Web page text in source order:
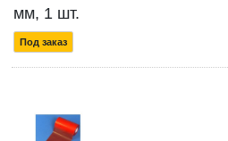
мм, 1 шт.
Под заказ